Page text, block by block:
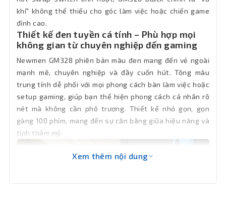
Số lượng
phím
100
Kiểu
Red Switch
thước
391.5 x 142 x 40 mm
lượng
684g
khí" không thể thiếu cho góc làm việc hoặc chiến game
đỉnh cao.
Thiết kế đen tuyền cá tính – Phù hợp mọi
không gian từ chuyên nghiệp đến gaming
Newmen GM328 phiên bản màu đen mang đến vẻ ngoài
mạnh mẽ, chuyên nghiệp và đầy cuốn hút. Tông màu
trung tính dễ phối với mọi phong cách bàn làm việc hoặc
setup gaming, giúp bạn thể hiện phong cách cá nhân rõ
nét mà không cần phô trương. Thiết kế nhỏ gọn, gọn
gàng 100 phím, mang đến sự cân bằng giữa hiệu năng và
tính thẩm mỹ.
Xem thêm nội dung